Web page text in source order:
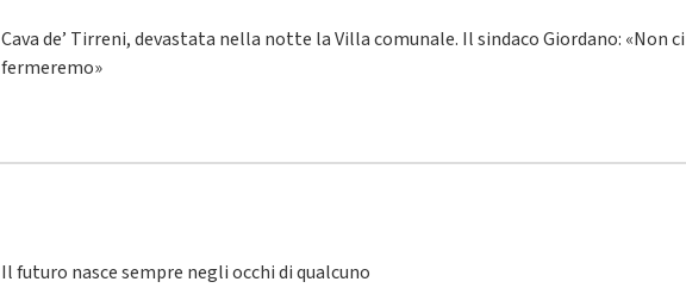
Cava de’ Tirreni, devastata nella notte la Villa comunale. Il sindaco Giordano: «Non ci
fermeremo»
Il futuro nasce sempre negli occhi di qualcuno